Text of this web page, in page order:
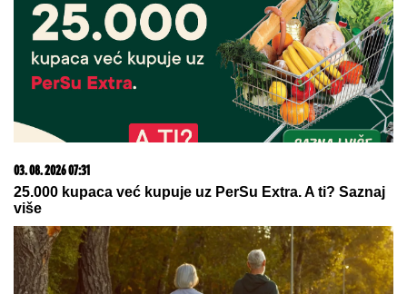
Marija (3) se igrala u dvorištu i samo je nestala: Posle
42 godine otac je pronašao, zanemeo je kada je saznao
gde je bila